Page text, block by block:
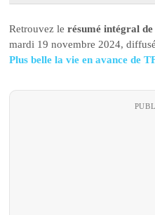
Retrouvez lerésumé intégral de
mardi 19 novembre 2024,
Plus belle la vie en avance de